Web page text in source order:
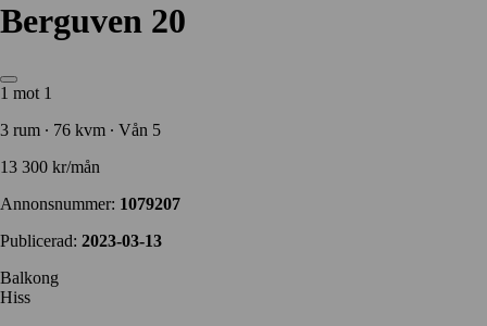
Berguven 20
1 mot 1
3 rum ∙ 76 kvm ∙ Vån 5
13 300 kr/mån
Annonsnummer: 1079207
Publicerad: 2023-03-13
Balkong
Hiss